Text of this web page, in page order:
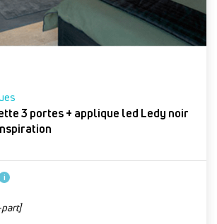
3 portes + applique led Ledy noir
- Inspiration
i
part]